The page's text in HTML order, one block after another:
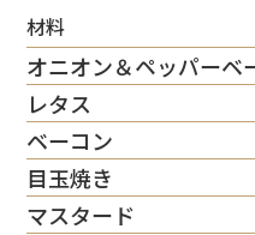
材料
オニオン＆ペッパーベ
レタス
ベーコン
目玉焼き
マスタード